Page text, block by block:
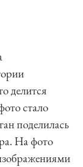
делится
стало
поделилась
На фото